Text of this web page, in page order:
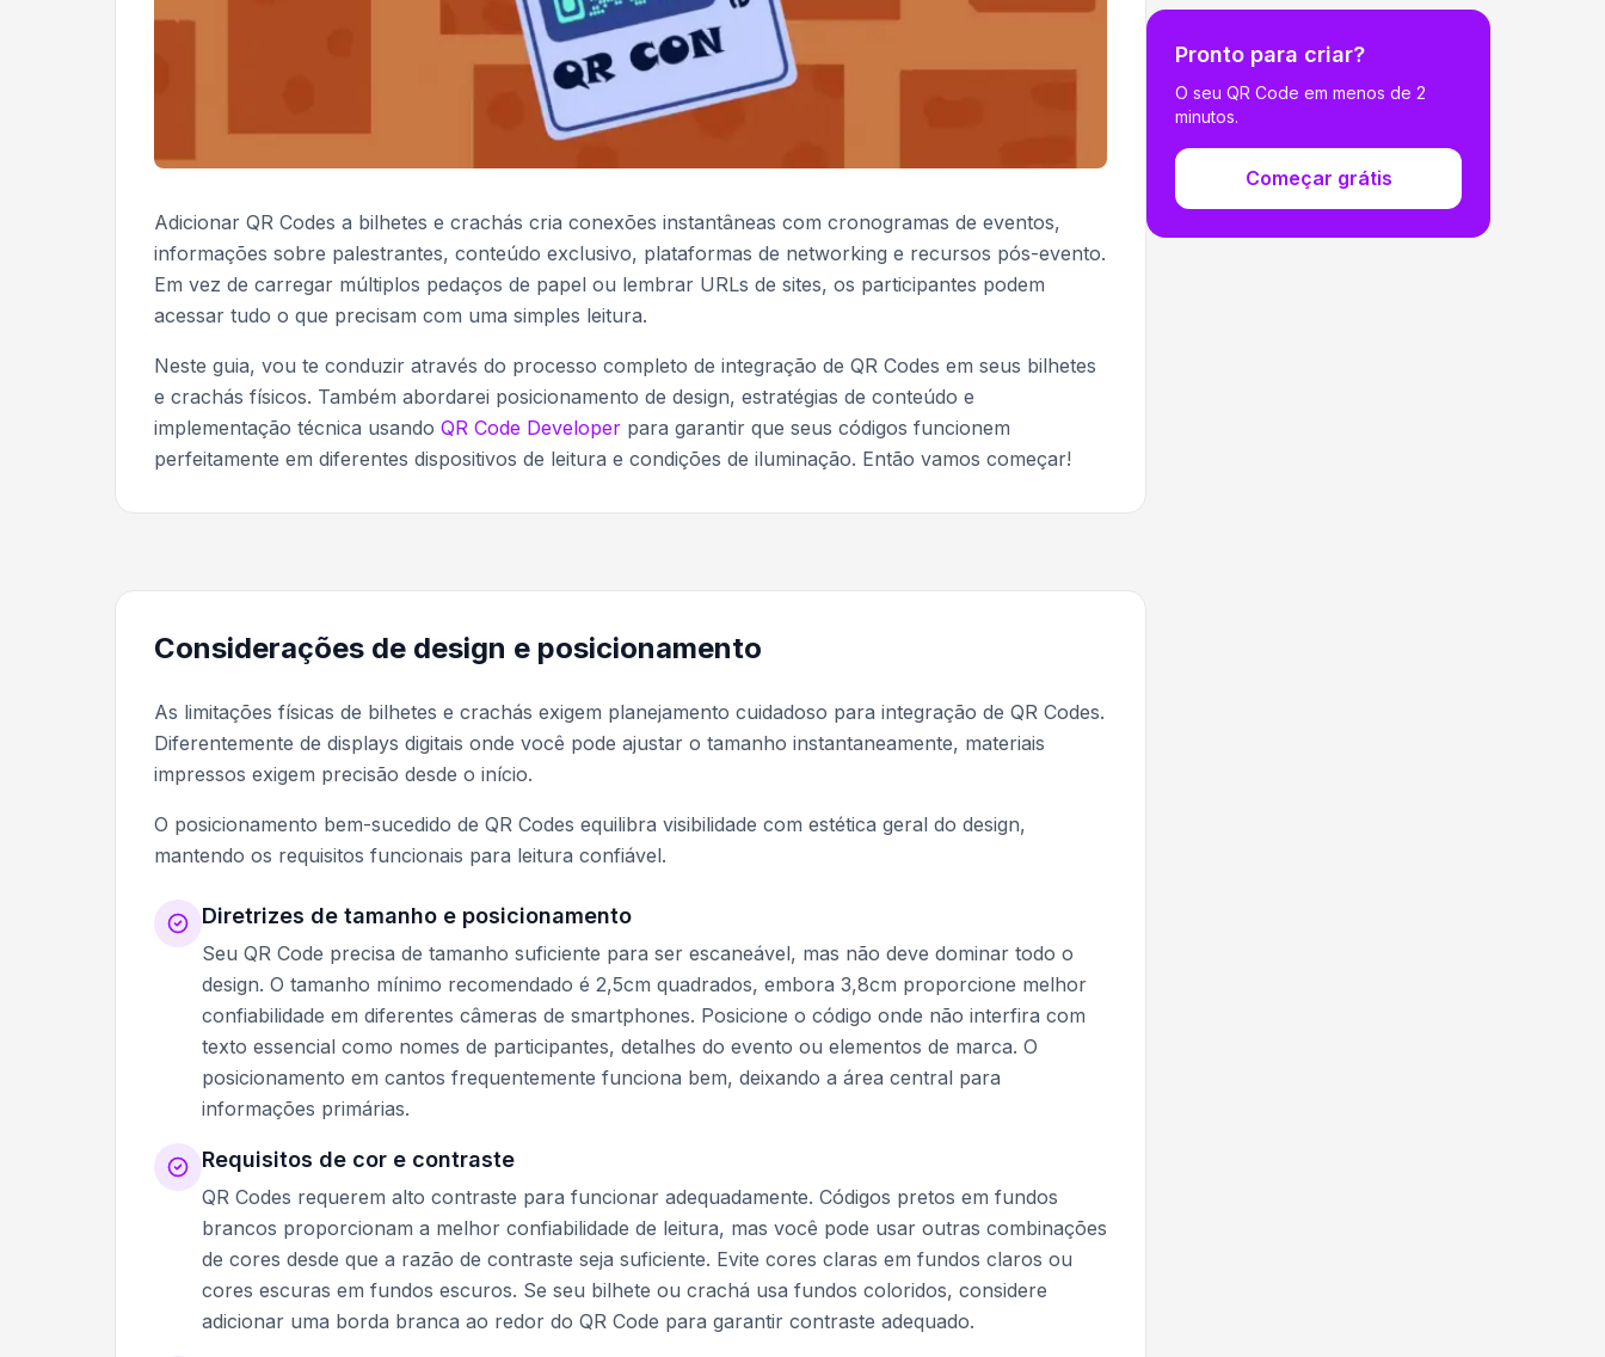
Adicionar QR Codes a bilhetes e crachás cria conexões instantâneas com cronogramas de eventos,
informações sobre palestrantes, conteúdo exclusivo, plataformas de networking e recursos pós-evento.
Em vez de carregar múltiplos pedaços de papel ou lembrar URLs de sites, os participantes podem
acessar tudo o que precisam com uma simples leitura.
Neste guia, vou te conduzir através do processo completo de integração de QR Codes em seus bilhetes
e crachás físicos. Também abordarei posicionamento de design, estratégias de conteúdo e
implementação técnica usando QR Code Developer para garantir que seus códigos funcionem
perfeitamente em diferentes dispositivos de leitura e condições de iluminação. Então vamos começar!
Considerações de design e posicionamento
As limitações físicas de bilhetes e crachás exigem planejamento cuidadoso para integração de QR Codes.
Diferentemente de displays digitais onde você pode ajustar o tamanho instantaneamente, materiais
impressos exigem precisão desde o início.
O posicionamento bem-sucedido de QR Codes equilibra visibilidade com estética geral do design,
mantendo os requisitos funcionais para leitura confiável.
Diretrizes de tamanho e posicionamento
Seu QR Code precisa de tamanho suficiente para ser escaneável, mas não deve dominar todo o
design. O tamanho mínimo recomendado é 2,5cm quadrados, embora 3,8cm proporcione melhor
confiabilidade em diferentes câmeras de smartphones. Posicione o código onde não interfira com
texto essencial como nomes de participantes, detalhes do evento ou elementos de marca. O
posicionamento em cantos frequentemente funciona bem, deixando a área central para
informações primárias.
Requisitos de cor e contraste
QR Codes requerem alto contraste para funcionar adequadamente. Códigos pretos em fundos
brancos proporcionam a melhor confiabilidade de leitura, mas você pode usar outras combinações
de cores desde que a razão de contraste seja suficiente. Evite cores claras em fundos claros ou
cores escuras em fundos escuros. Se seu bilhete ou crachá usa fundos coloridos, considere
adicionar uma borda branca ao redor do QR Code para garantir contraste adequado.
Pronto para criar?
O seu QR Code em menos de 2
minutos.
Começar grátis